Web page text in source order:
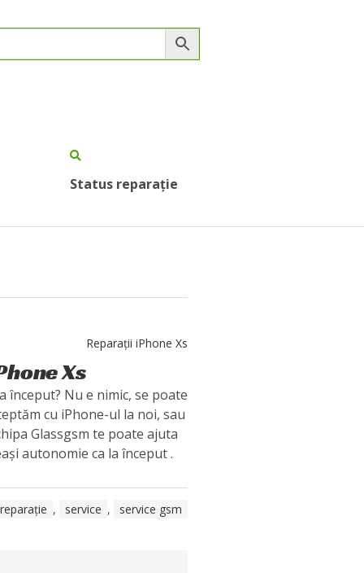
Status reparație
Reparații iPhone Xs
Xs
Nu e nimic, se poate
cu iPhone-ul la noi, sau
Glassgsm te poate ajuta
autonomie ca la început .
reparație , service , service gsm